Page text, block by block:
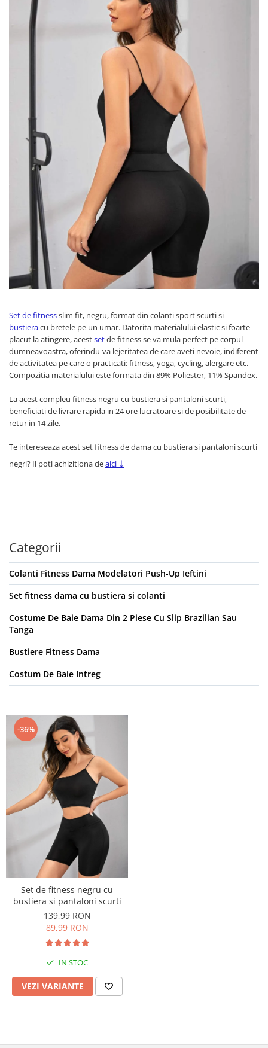
Set de fitnessslim fit, negru, format din colanti sport scurti si
bustieracu bretele pe un umar. Datorita materialului elastic si foarte
placut la atingere, acestsetde fitness se va mula perfect pe corpul
dumneavoastra, oferindu-va lejeritatea de care aveti nevoie, indiferent
de activitatea pe care o practicati: fitness, yoga, cycling, alergare etc.
Compozitia materialului este formata din 89% Poliester, 11% Spandex.
La acest compleu fitness negru cu bustiera si pantaloni scurti,
beneficiati de livrare rapida in 24 ore lucratoare si de posibilitate de
retur in 14 zile.
Te intereseaza acest set fitness de dama cu bustiera si pantaloni scurti
negri? Il poti achizitiona deaici ↓
Categorii
Colanti Fitness Dama Modelatori Push-Up Ieftini
Set fitness dama cu bustiera si colanti
Costume De Baie Dama Din 2 Piese Cu Slip Brazilian Sau
Tanga
Bustiere Fitness Dama
Costum De Baie Intreg
-36%
Set de fitness negru cu
bustiera si pantaloni scurti
139,99 RON
89,99 RON
IN STOC
VEZI VARIANTE